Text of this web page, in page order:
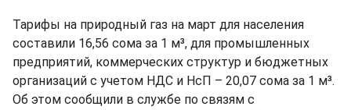
Тарифы на природный газ на март для населения
составили 16,56 сома за 1 м³, для промышленных
предприятий, коммерческих структур и бюджетных
организаций с учетом НДС и НсП – 20,07 сома за 1 м³.
Об этом сообщили в службе по связям с